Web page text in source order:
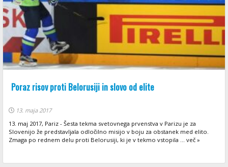
Poraz risov proti Belorusiji in slovo od elite
13. maja 2017
13. maj 2017, Pariz - Šesta tekma svetovnega prvenstva v Parizu je za
Slovenijo že predstavljala odločilno misijo v boju za obstanek med elito.
Zmaga po rednem delu proti Belorusiji, ki je v tekmo vstopila ... več »